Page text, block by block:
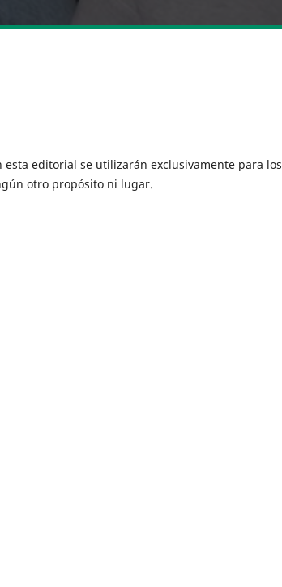
editorial se ​​utilizarán exclusivamente para los
otro propósito ni lugar.